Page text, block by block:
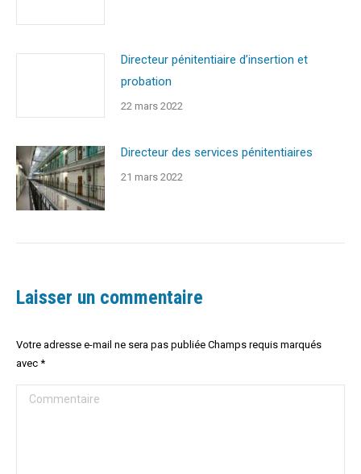
Directeur pénitentiaire d’insertion et
probation
22 mars 2022
Directeur des services pénitentiaires
21 mars 2022
Laisser un commentaire
Votre adresse e-mail ne sera pas publiée Champs requis marqués
avec *
Commentaire